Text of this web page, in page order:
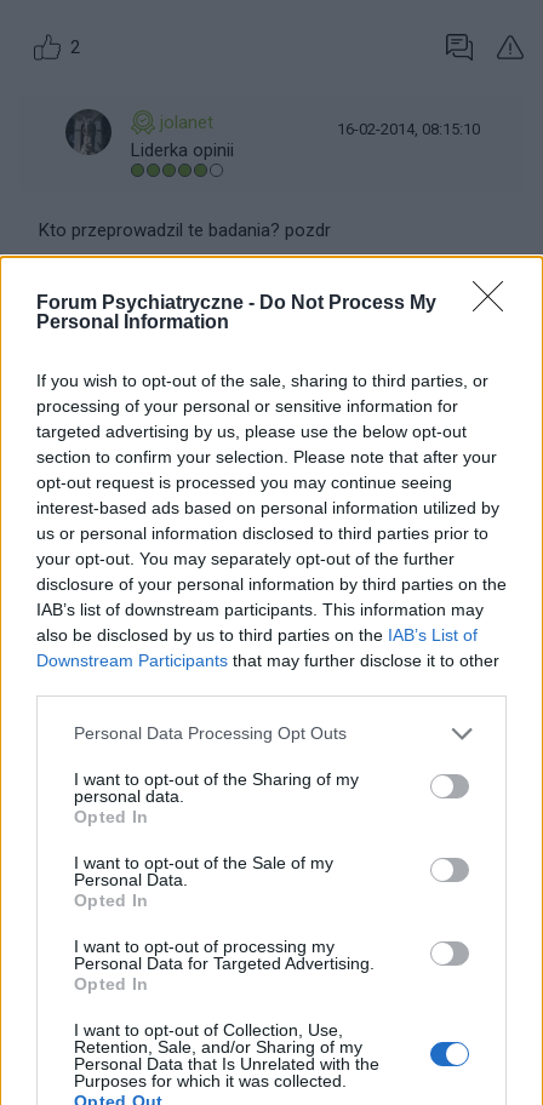
Forum Psychiatryczne - Do Not Process My
Personal Information
If you wish to opt-out of the sale, sharing to third parties, or
processing of your personal or sensitive information for
targeted advertising by us, please use the below opt-out
section to confirm your selection. Please note that after your
opt-out request is processed you may continue seeing
interest-based ads based on personal information utilized by
us or personal information disclosed to third parties prior to
your opt-out. You may separately opt-out of the further
disclosure of your personal information by third parties on the
IAB’s list of downstream participants. This information may
also be disclosed by us to third parties on the IAB’s List of
Downstream Participants that may further disclose it to other
Personal Data Processing Opt Outs
I want to opt-out of the Sharing of my
personal data.
Opted In
I want to opt-out of the Sale of my
Personal Data.
Opted In
I want to opt-out of processing my
Personal Data for Targeted Advertising.
Opted In
I want to opt-out of Collection, Use,
Retention, Sale, and/or Sharing of my
Personal Data that Is Unrelated with the
Purposes for which it was collected.
Opted Out
2
jolanet
Liderka opinii
16-02-2014, 08:15:10
Kto przeprowadzil te badania? pozdr
gość
08-07-2016, 16:23:37
a ja mam uszkodzony mozg po neuroleptykach i nie ma
roznicy stare czy nowe
0
jung14
Problem ze znalezieniem pomocy